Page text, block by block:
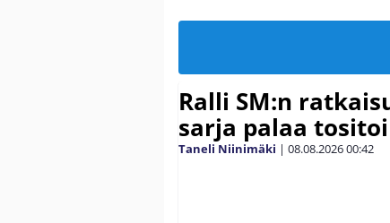
Ralli SM:n
sarja palaa
Taneli Niinimäki | 08.08.202600:42